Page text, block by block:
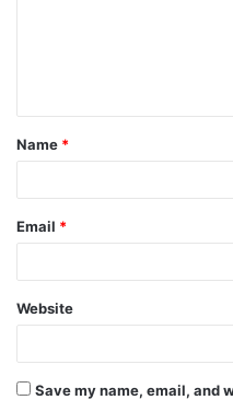
Name *
Email *
Website
Save my name, email, and